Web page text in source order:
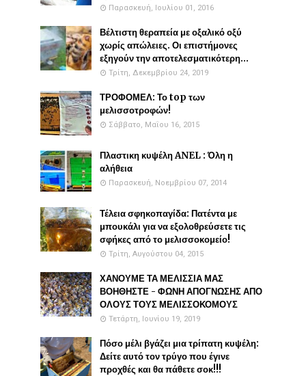
Παρασκευή, Ιουλίου 01, 2016
Βέλτιστη θεραπεία με οξαλικό οξύ
χωρίς απώλειες. Οι επιστήμονες
εξηγούν την αποτελεσματικότερη...
Τρίτη, Δεκεμβρίου 24, 2019
ΤΡΟΦΟΜΕΛ: Το top των
μελισσοτροφών!
Σάββατο, Μαΐου 16, 2015
Πλαστικη κυψέλη ANEL : Όλη η
αλήθεια
Παρασκευή, Νοεμβρίου 07, 2014
Τέλεια σφηκοπαγίδα: Πατέντα με
μπουκάλι για να εξολοθρεύσετε τις
σφήκες από το μελισσοκομείο!
Τρίτη, Αυγούστου 04, 2015
ΧΑΝΟΥΜΕ ΤΑ ΜΕΛΙΣΣΙΑ ΜΑΣ
ΒΟΗΘΗΣΤΕ - ΦΩΝΗ ΑΠΟΓΝΩΣΗΣ ΑΠΟ
ΟΛΟΥΣ ΤΟΥΣ ΜΕΛΙΣΣΟΚΟΜΟΥΣ
Τετάρτη, Ιουνίου 19, 2019
Πόσο μέλι βγάζει μια τρίπατη κυψέλη:
Δείτε αυτό τον τρύγο που έγινε
προχθές και θα πάθετε σοκ!!!